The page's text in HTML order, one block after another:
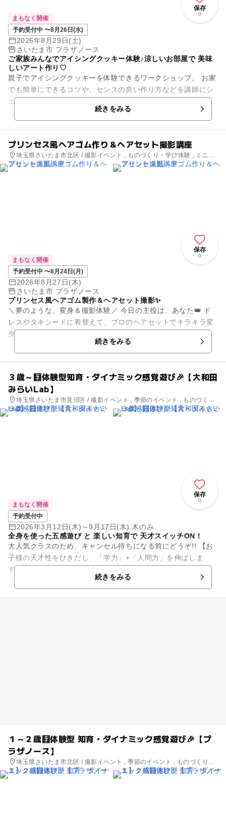
保存
0
まもなく開催
予約受付中 〜8月26日(水)
2026年8月29日(土)
さいたま市 プラザノース
ご家族みんなでアイシングクッキー体験♪涼しいお部屋で 美味
しいアート作り♡
親子でアイシングクッキーを体験できるワークショップ。 お家
でも簡単にできるコツや、センスの良い作り方などを講師にシ
ェアしていただきながら、親子で楽しい時間を過ごせます！ 講
続きをみる
プリンセス風ヘアゴム作り＆ヘアセット撮影講座
埼玉県さいたま市北区 / 撮影イベント , ものづくり・学び体験 , ミニイ
ベント
保存
0
まもなく開催
予約受付中 〜8月24日(月)
2026年8月27日(木)
さいたま市 プラザノース
プリンセス風ヘアゴム製作＆ヘアセット撮影✨
＼夢のような、変身＆撮影体験／ 今日の主役は、あなた👑 ド
レスやタキシードに着替えて、プロのヘアセットでキラキラ変
身！ すてきな衣装での撮影タイムまで楽しめる、とびきり特別
続きをみる
３歳～🧮体験型知育・ダイナミック感覚遊び🎉【大和田
みらいLab】
埼玉県さいたま市見沼区 / 撮影イベント , 季節のイベント , ものづく
り・学び体験
保存
0
まもなく開催
予約受付中
2026年3月12日(木)～9月17日(木) 木のみ
全身を使った五感遊び と 楽しい知育で 天才スイッチON！
大人気クラスのため、キャンセル待ちになる前にどうぞ!! 【お
子様の天才性をひきだし、「学力」+「人間力」を伸ばしま
す！】 ●園や他の習い事では体験できない、実験アクティビテ
続きをみる
１～２歳🧮体験型 知育・ダイナミック感覚遊び🎉【プ
ラザノース】
埼玉県さいたま市北区 / 撮影イベント , 季節のイベント , ものづくり・
学び体験